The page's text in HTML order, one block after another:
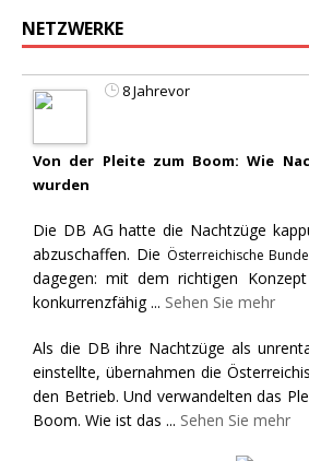
NETZWERKE
8 Jahrevor
Von der Pleite zum Boom: Wie
wurden
Die DB AG hatte die Nachtzüge
abzuschaffen. Die Österreichische
dagegen: mit dem richtigen
konkurrenzfähig ... Sehen Sie mehr
Als die DB ihre Nachtzüge als
einstellte, übernahmen die
den Betrieb. Und verwandelten das
Boom. Wie ist das ... Sehen Sie mehr